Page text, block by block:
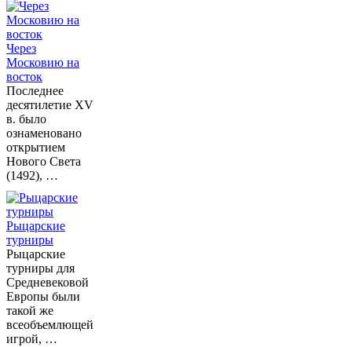
Через
Московию на
восток
Последнее
десятилетие XV
в. было
ознаменовано
открытием
Нового Света
(1492), …
Рыцарские
турниры
Рыцарские
турниры для
Средневековой
Европы были
такой же
всеобъемлющей
игрой, …